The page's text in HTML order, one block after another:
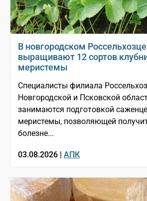
В новгородском
выращивают 12 сортов
меристемы
Специалисты филиала
Новгородской и Псковской
занимаются подготовкой
меристемы, позволяющей
болезне...
03.08.2026 | АПК